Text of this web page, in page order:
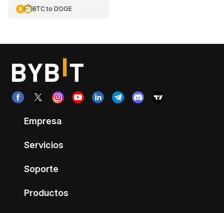
BTCto DOGE
Empresa
Servicios
Soporte
Productos